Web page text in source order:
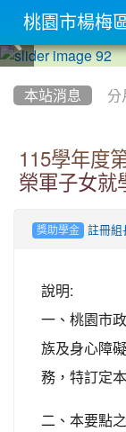
本站消息 分
115學年度
榮軍子女就
獎助學金 註冊組
說明:
一、桃園市
族及身心障
務，特訂定
二、本要點
桃園市楊梅